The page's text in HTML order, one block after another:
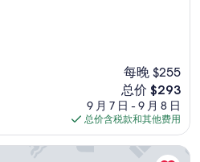
每晚 $255
新
价
格
$293
总价 $293
9 月 7 日 - 9 月 8 日
总价含税款和其他费用